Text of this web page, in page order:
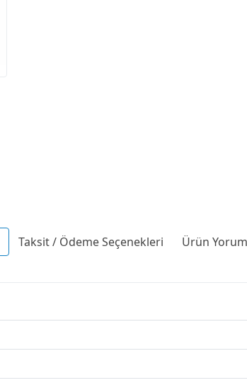
Taksit / Ödeme Seçenekleri Ürün